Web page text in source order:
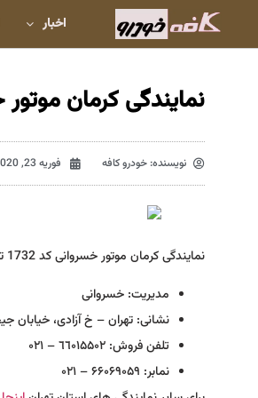
اخبار
نمایندگی کرمان موتور
نویسنده: خودرو کافه فوریه 23, 2020
نمایندگی کرمان موتور خسروانی کد 1732 تهران
مدیریت: خسروانی
نشانی: تهران – خ آزادی، خیابان
تلفن فروش: ٦٦۰۱۵۵۰۲ – ۰۲۱
نمابر: ۶۶۰۶۹۰۵۹ – ۰۲۱